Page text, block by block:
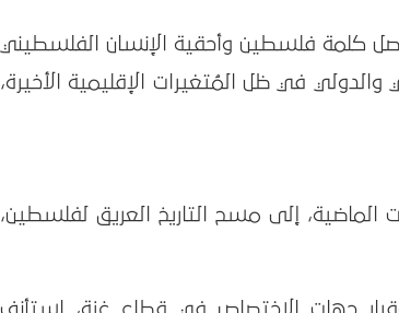
كلمة فلسطين وأحقية الإنسان الفلسطيني
في ظل المُتغيرات الإقليمية الأخيرة،
الماضية، إلى مسح التاريخ العريق لفلسطين،
وقرار جهات الإختصاص في قطاع غزة، استأنف